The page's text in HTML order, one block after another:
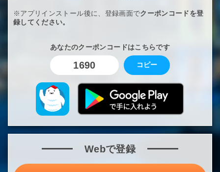
※アプリインストール後に、登録画面でクーポンコードを登
録してください。
あなたのクーポンコードはこちらです
1690 コピー
Webで登録